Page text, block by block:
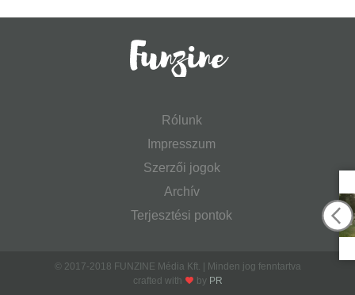
Rólunk
Impresszum
Szerzői jogok
Archív
Terjesztési pontok
© 2017-2018 FUNZINE Média Kft. | Minden jog fenntartva
crafted with
by PR